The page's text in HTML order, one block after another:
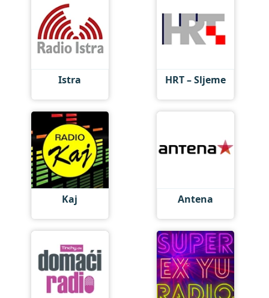
Istra HRT – Sljeme
Kaj Antena